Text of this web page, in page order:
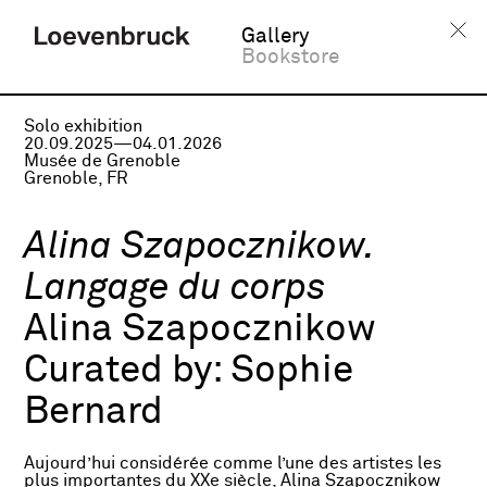
Gallery
Bookstore
Solo exhibition
20.09.2025—04.01.2026
Musée de Grenoble
Grenoble, FR
Alina Szapocznikow.
Langage du corps
Alina Szapocznikow
Curated by: Sophie
Bernard
Aujourd’hui considérée comme l’une des artistes les
plus importantes du XXe siècle, Alina Szapocznikow